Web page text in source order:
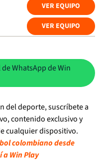
VER EQUIPO
VER EQUIPO
WhatsApp de Win
del deporte, suscríbete a
contenido exclusivo y
cualquier dispositivo.
colombiano desde
Win Play